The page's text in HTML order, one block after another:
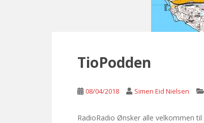
TioPodden
08/04/2018 Simen Eid Nielsen
RadioRadio Ønsker alle velkommen til